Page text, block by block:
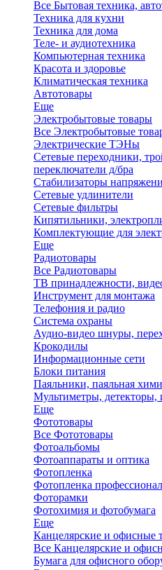
Все Бытовая техника,
Техника для кухни
Техника для дома
Теле- и аудиотехника
Компьютерная техника
Красота и здоровье
Климатическая техника
Автотовары
Еще
Электробытовые товары
Все Электробытовые
Электрические ТЭНы
Сетевые переходники,
переключатели д/бра
Стабилизаторы
Сетевые удлинители
Сетевые фильтры
Кипятильники,
Комплектующие для
Еще
Радиотовары
Все Радиотовары
ТВ принадлежности,
Инструмент для монтажа
Телефония и радио
Система охраны
Аудио-видео шнуры,
Крокодилы
Информационные сети
Блоки питания
Паяльники, паяльная
Мультиметры, детекторы,
Еще
Фототовары
Все Фототовары
Фотоальбомы
Фотоаппараты и оптика
Фотопленка
Фотопленка
Фоторамки
Фотохимия и фотобумага
Еще
Канцелярские и офисные
Все Канцелярские и
Бумага для офисного